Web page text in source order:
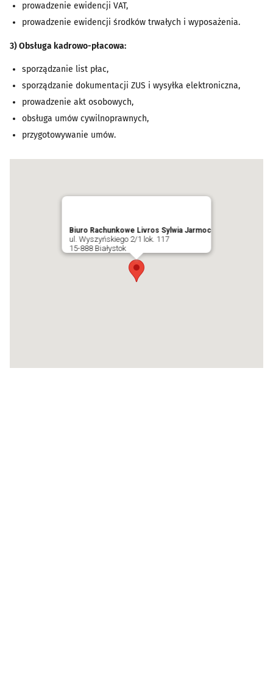
prowadzenie ewidencji VAT,
prowadzenie ewidencji środków trwałych i wyposażenia.
3) Obsługa kadrowo-płacowa:
sporządzanie list płac,
sporządzanie dokumentacji ZUS i wysyłka elektroniczna,
prowadzenie akt osobowych,
obsługa umów cywilnoprawnych,
przygotowywanie umów.
Biuro Rachunkowe Livros Sylwia Jarmoc
ul. Wyszyńskiego 2/1 lok. 117
15-888 Białystok